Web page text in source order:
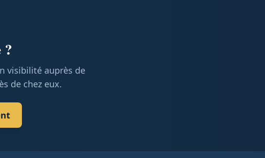
?
visibilité auprès de
de chez eux.